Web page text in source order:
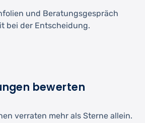
und Beratungsgespräch
bei der Entscheidung.
bewerten
verraten mehr als Sterne allein.